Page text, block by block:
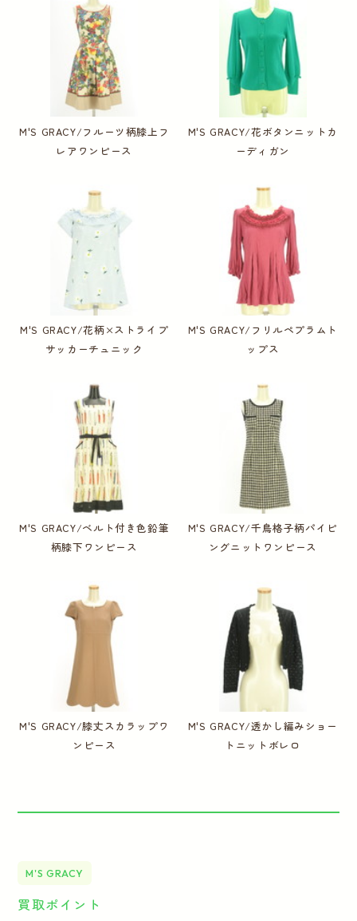
M'S GRACY/フルーツ柄膝上フ
レアワンピース
M'S GRACY/花ボタンニットカ
ーディガン
M'S GRACY/花柄×ストライプ
サッカーチュニック
M'S GRACY/フリルペプラムト
ップス
M'S GRACY/ベルト付き色鉛筆
柄膝下ワンピース
M'S GRACY/千鳥格子柄パイピ
ングニットワンピース
M'S GRACY/膝丈スカラップワ
ンピース
M'S GRACY/透かし編みショー
トニットボレロ
M'S GRACY
買取ポイント